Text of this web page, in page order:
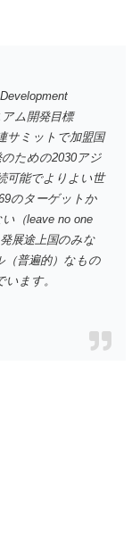
ム開発目標
サミットで加盟国
ための2030アジ
可能でよりよい世
のターゲットか
（leave no one
展途上国のみな
（普遍的）なもの
ます。